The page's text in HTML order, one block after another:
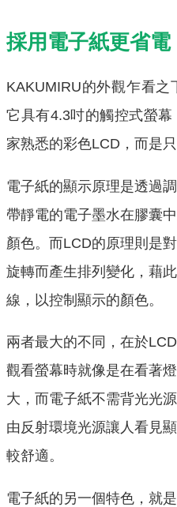
採用電子紙更省電
KAKUMIRU的外觀乍看之
它具有4.3吋的觸控式螢
家熟悉的彩色LCD，而是
電子紙的顯示原理是透過
帶靜電的電子墨水在膠囊
顏色。而LCD的原理則是
旋轉而產生排列變化，藉
線，以控制顯示的顏色。
兩者最大的不同，在於
觀看螢幕時就像是在看著
大，而電子紙不需背光光
由反射環境光源讓人看見
較舒適。
電子紙的另一個特色，就